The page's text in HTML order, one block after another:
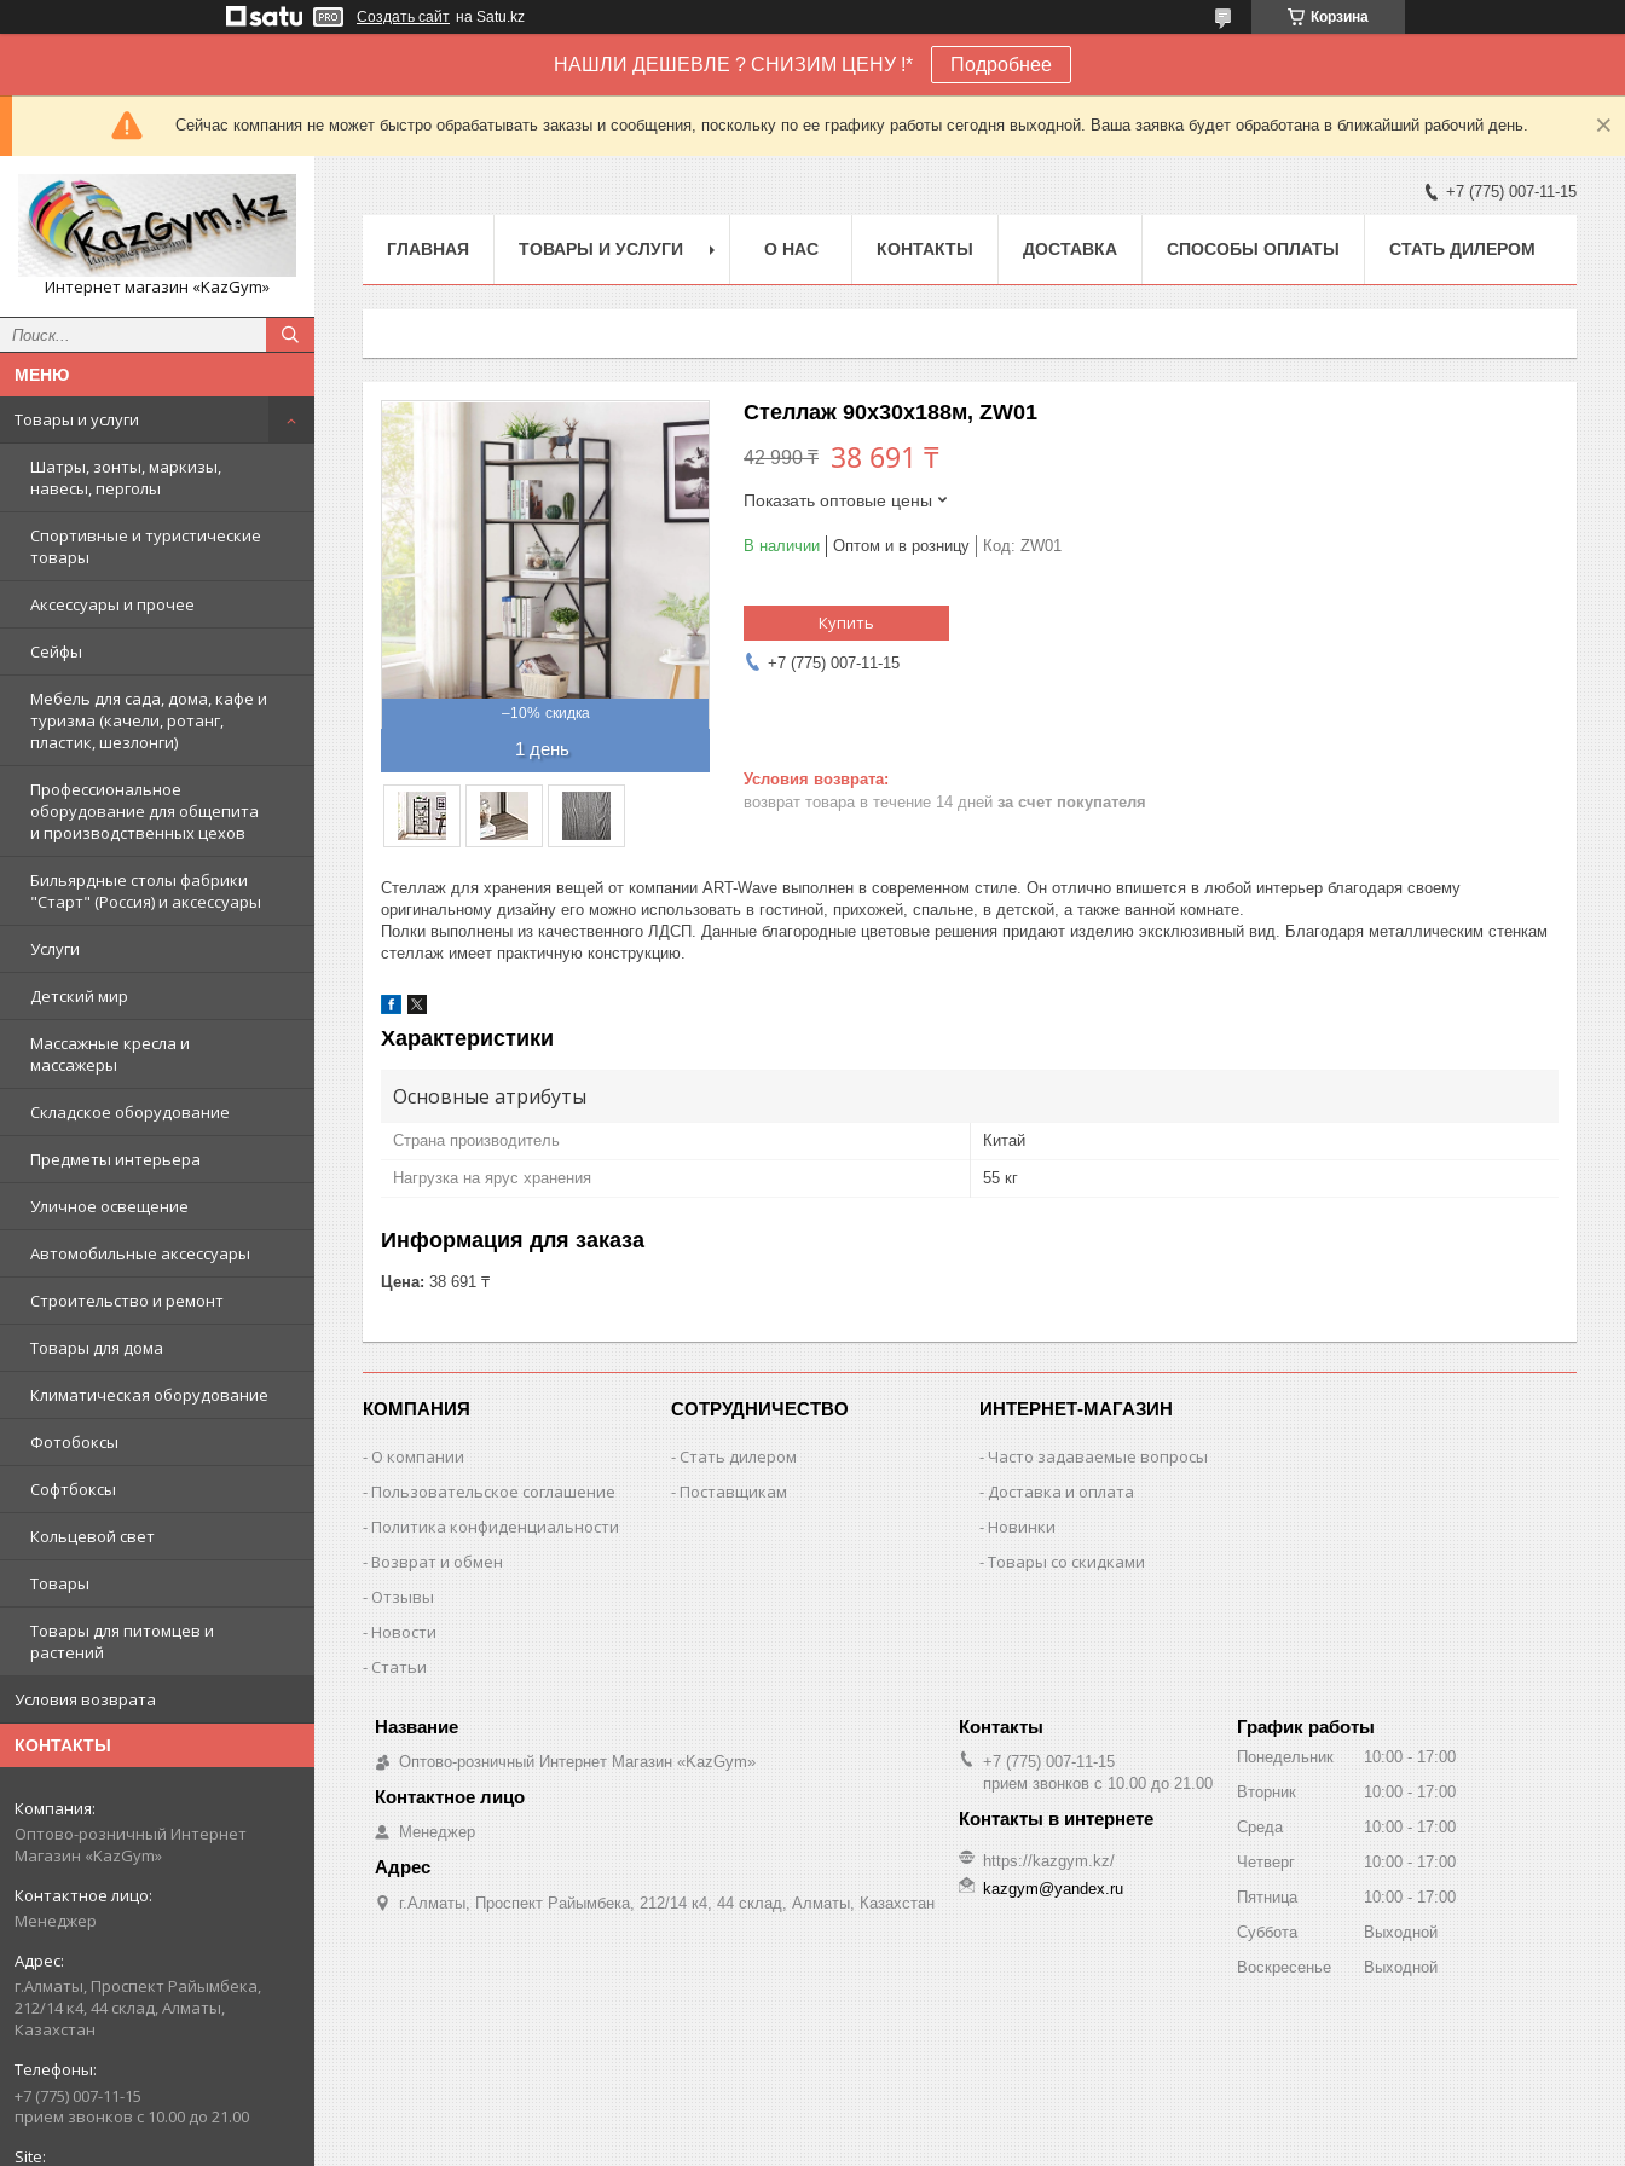
Создать сайт на Satu.kz Корзина
НАШЛИ ДЕШЕВЛЕ ? СНИЗИМ ЦЕНУ !* Подробнее
Сейчас компания не может быстро обрабатывать заказы и сообщения, поскольку по ее графику работы сегодня выходной. Ваша заявка будет обработана в ближайший рабочий день.
Интернет магазин «KazGym»
Товары и услуги
Шатры, зонты, маркизы,
навесы, перголы
Спортивные и туристические
товары
Аксессуары и прочее
Сейфы
Мебель для сада, дома, кафе и
туризма (качели, ротанг,
пластик, шезлонги)
Профессиональное
оборудование для общепита
и производственных цехов
Бильярдные столы фабрики
"Cтарт" (Россия) и аксессуары
Услуги
Детский мир
Массажные кресла и
массажеры
Складское оборудование
Предметы интерьера
Уличное освещение
Автомобильные аксессуары
Строительство и ремонт
Товары для дома
Климатическая оборудование
Фотобоксы
Софтбоксы
Кольцевой свет
Товары
Товары для питомцев и
растений
Условия возврата
КОНТАКТЫ
Оптово-розничный Интернет
Магазин «KazGym»
Менеджер
г.Алматы, Проспект Райымбека,
212/14 к4, 44 склад, Алматы,
Казахстан
+7 (775) 007-11-15
прием звонков с 10.00 до 21.00
+7 (775) 007-11-15
ГЛАВНАЯ ТОВАРЫ И УСЛУГИ О НАС КОНТАКТЫ ДОСТАВКА СПОСОБЫ ОПЛАТЫ СТАТЬ ДИЛЕРОМ
–10%
1 день
Стеллаж 90х30х188м, ZW01
42 990 ₸ 38 691 ₸
Показать оптовые цены
В наличии Оптом и в розницу Код: ZW01
Купить
+7 (775) 007-11-15
возврат товара в течение 14 дней за счет покупателя
Стеллаж для хранения вещей от компании ART-Wave выполнен в современном стиле. Он отлично впишется в любой интерьер благодаря своему
оригинальному дизайну его можно использовать в гостиной, прихожей, спальне, в детской, а также ванной комнате.
Полки выполнены из качественного ЛДСП. Данные благородные цветовые решения придают изделию эксклюзивный вид. Благодаря металлическим стенкам
стеллаж имеет практичную конструкцию.
Характеристики
Основные атрибуты
Страна производитель Китай
Нагрузка на ярус хранения 55 кг
Информация для заказа
Цена: 38 691 ₸
КОМПАНИЯ
О компании
Пользовательское соглашение
Политика конфиденциальности
Возврат и обмен
Отзывы
Новости
Статьи
СОТРУДНИЧЕСТВО
Стать дилером
Поставщикам
ИНТЕРНЕТ-МАГАЗИН
Часто задаваемые вопросы
Доставка и оплата
Новинки
Товары со скидками
Оптово-розничный Интернет Магазин «KazGym»
Менеджер
г.Алматы, Проспект Райымбека, 212/14 к4, 44 склад, Алматы, Казахстан
+7 (775) 007-11-15
прием звонков с 10.00 до 21.00
https://kazgym.kz/
kazgym@yandex.ru
График работы
Понедельник 10:00
17:00
Вторник
10:00
17:00
Среда
10:00
17:00
Четверг
10:00
17:00
Пятница
10:00
17:00
Суббота
Выходной
Воскресенье
Выходной